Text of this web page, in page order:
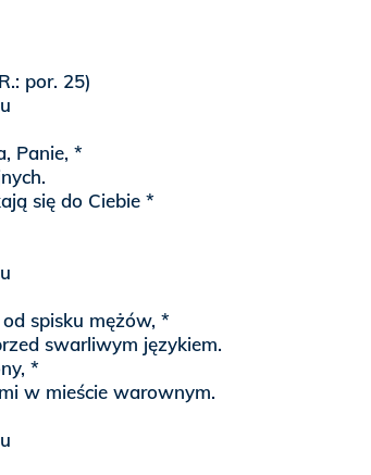
por. 25)
Panie, *
się do Ciebie *
spisku mężów, *
swarliwym językiem.
*
w mieście warownym.